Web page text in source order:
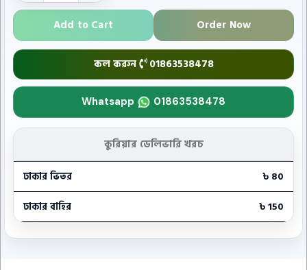
Add to Cart Order Now
কল করুন 01863538478
Whatsapp 01863538478
কুরিয়ার ডেলিভারি খরচ
ঢাকার ভিতর
৳ 80
ঢাকার বাহির
৳ 150